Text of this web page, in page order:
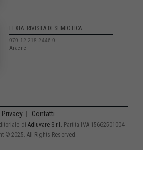
LEXIA. RIVISTA DI SEMIOTICA
979-12-218-2446-9
Aracne
Privacy Contatti
di Adiuvare S.r.l. Partita IVA 15662501004
© 2025. All Rights Reserved.